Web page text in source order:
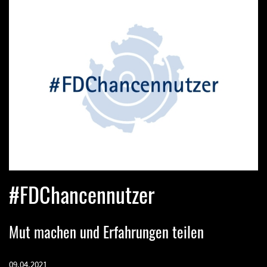
#FDChancennutzer
Mut machen und Erfahrungen teilen
09.04.2021